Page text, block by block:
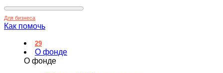
Для бизнеса
Как помочь
29
О фонде
О фонде